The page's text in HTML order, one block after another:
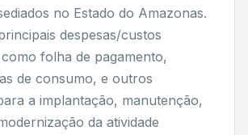
no Estado do Amazonas.
despesas/custos
folha de pagamento,
de consumo, e outros
a implantação, manutenção,
da atividade